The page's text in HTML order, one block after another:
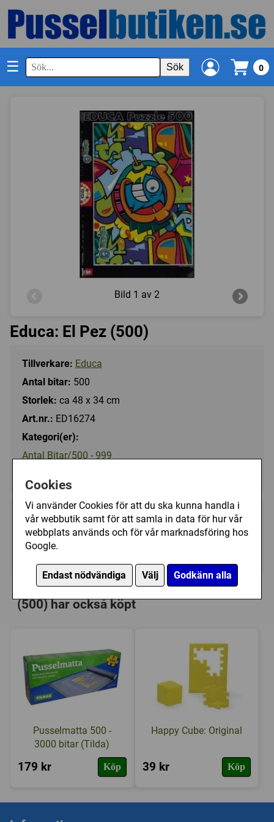
Cookies
Vi använder Cookies för att du ska kunna handla i
vår webbutik samt för att samla in data för hur vår
webbplats används och för vår marknadsföring hos
Google.
Endast nödvändiga Välj Godkänn alla
☰ Sök 0
Bild 1 av 2
Educa: El Pez (500)
Tillverkare: Educa
Antal bitar: 500
Storlek: ca 48 x 34 cm
Art.nr.: ED16274
Kategori(er):
Antal Bitar/500 - 999
99 kr Utgått
Personer som har köpt Educa: El Pez
(500) har också köpt
Pusselmatta 500 -
3000 bitar (Tilda)
179 kr Köp
Happy Cube: Original
39 kr Köp